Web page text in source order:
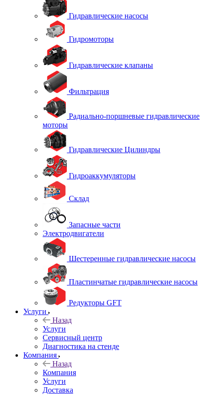
Гидравлические насосы
Гидромоторы
Гидравлические клапаны
Фильтрация
Радиально-поршневые гидравлические
моторы
Гидравлические Цилиндры
Гидроаккумуляторы
Склад
Запасные части
Электродвигатели
Шестеренные гидравлические насосы
Пластинчатые гидравлические насосы
Редукторы GFT
Услуги
Назад
Услуги
Сервисный центр
Диагностика на стенде
Компания
Назад
Компания
Услуги
Доставка